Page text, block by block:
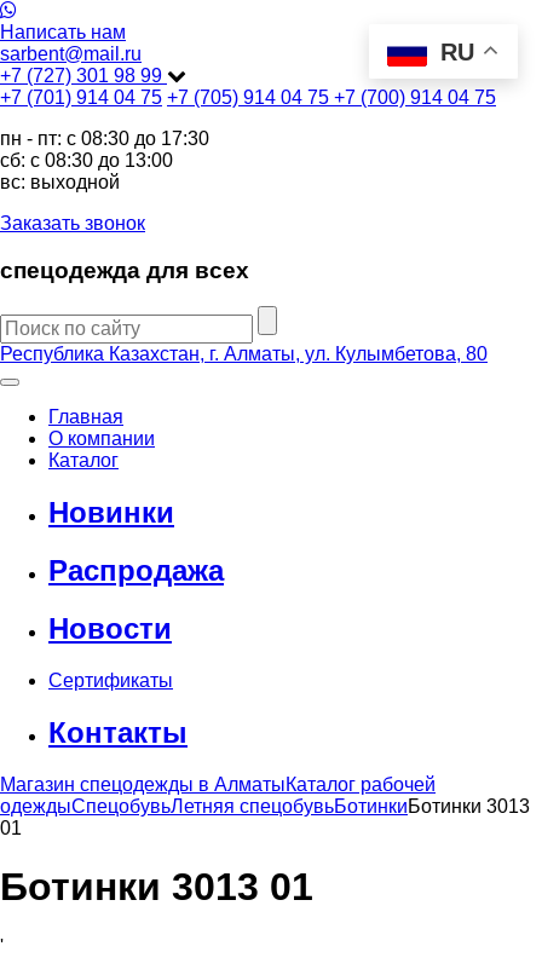
Написать нам
sarbent@mail.ru
+7 (727) 301 98 99
+7 (701) 914 04 75 +7 (705) 914 04 75 +7 (700) 914 04 75
пн - пт: c 08:30 до 17:30
сб: c 08:30 до 13:00
вс: выходной
Заказать звонок
спецодежда для всех
Республика Казахстан, г. Алматы, ул. Кулымбетова, 80
Главная
О компании
Каталог
Новинки
Распродажа
Новости
Сертификаты
Контакты
Магазин спецодежды в АлматыКаталог рабочей
одеждыСпецобувьЛетняя спецобувьБотинкиБотинки 3013
01
Ботинки 3013 01
'
RU